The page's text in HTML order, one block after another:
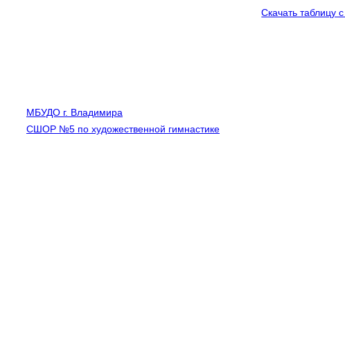
Скачать таблицу
МБУДО г. Владимира
СШОР №5 по художественной гимнастике